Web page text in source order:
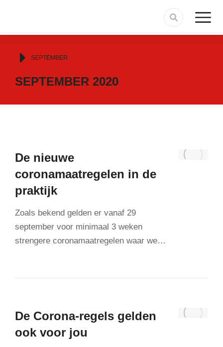
Je bent hier:
SEPTEMBER
SEPTEMBER 2020
De nieuwe
coronamaatregelen in de
praktijk
Zoals bekend gelden er vanaf 29
september voor minimaal 3 weken
strengere coronamaatregelen waar we…
De Corona-regels gelden
ook voor jou